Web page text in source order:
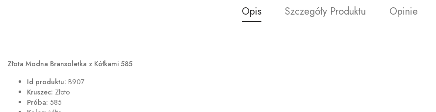
Opis Szczegóły Produktu Opinie
Złota Modna Bransoletka z Kółkami 585
Id produktu: B907
Kruszec: Złoto
Próba: 585